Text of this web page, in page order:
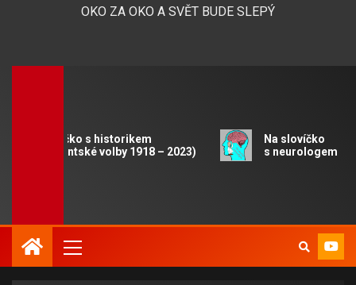
OKO ZA OKO A SVĚT BUDE SLEPÝ
Na slovíčko s historikem
(Prezidentské volby 1918 – 2023)
Na slovíčko
s neurologem